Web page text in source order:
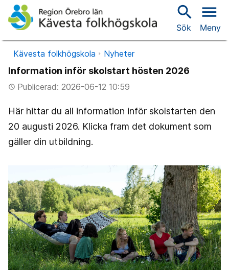
search
Sök
menu
Meny
Kävesta folkhögskola Nyheter
Information inför skolstart hösten 2026
access_timePublicerad: 2026-06-12 10:59
Här hittar du all information inför skolstarten den
20 augusti 2026. Klicka fram det dokument som
gäller din utbildning.